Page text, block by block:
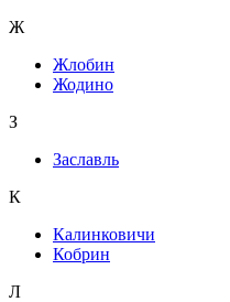
Ж
Жлобин
Жодино
З
Заславль
К
Калинковичи
Кобрин
Л